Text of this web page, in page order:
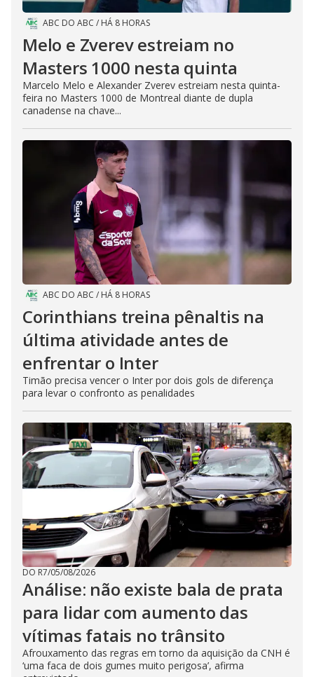
ABC DO ABC / HÁ 8 HORAS
Melo e Zverev estreiam no
Masters 1000 nesta quinta
Marcelo Melo e Alexander Zverev estreiam nesta quinta-
feira no Masters 1000 de Montreal diante de dupla
canadense na chave...
ABC DO ABC / HÁ 8 HORAS
Corinthians treina pênaltis na
última atividade antes de
enfrentar o Inter
Timão precisa vencer o Inter por dois gols de diferença
para levar o confronto as penalidades
DO R7/05/08/2026
Análise: não existe bala de prata
para lidar com aumento das
vítimas fatais no trânsito
Afrouxamento das regras em torno da aquisição da CNH é
‘uma faca de dois gumes muito perigosa’, afirma